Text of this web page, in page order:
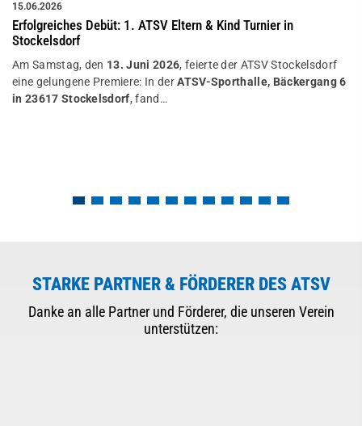
15.06.2026
Erfolgreiches Debüt: 1. ATSV Eltern & Kind Turnier in
Stockelsdorf
Am Samstag, den 13. Juni 2026, feierte der ATSV Stockelsdorf
eine gelungene Premiere: In derATSV-Sporthalle, Bäckergang 6
in 23617 Stockelsdorf, fand…
STARKE PARTNER & FÖRDERER DES ATSV
Danke an alle Partner und Förderer, die unseren Verein
unterstützen: